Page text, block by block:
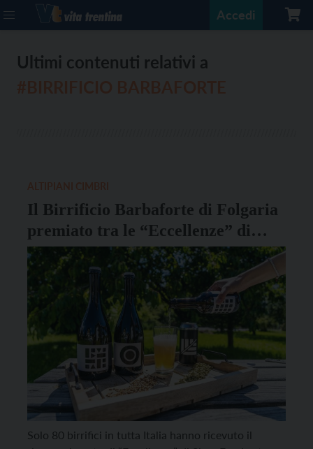
Accedi
Ultimi contenuti relativi a
Il Birrificio Barbaforte di Folgaria
premiato tra le “Eccellenze” di
Slow Food
Solo 80 birrifici in tutta Italia hanno ricevuto il